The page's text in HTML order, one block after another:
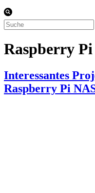
Suchen
nach …
Raspberry Pi
Interessantes
Raspberry Pi